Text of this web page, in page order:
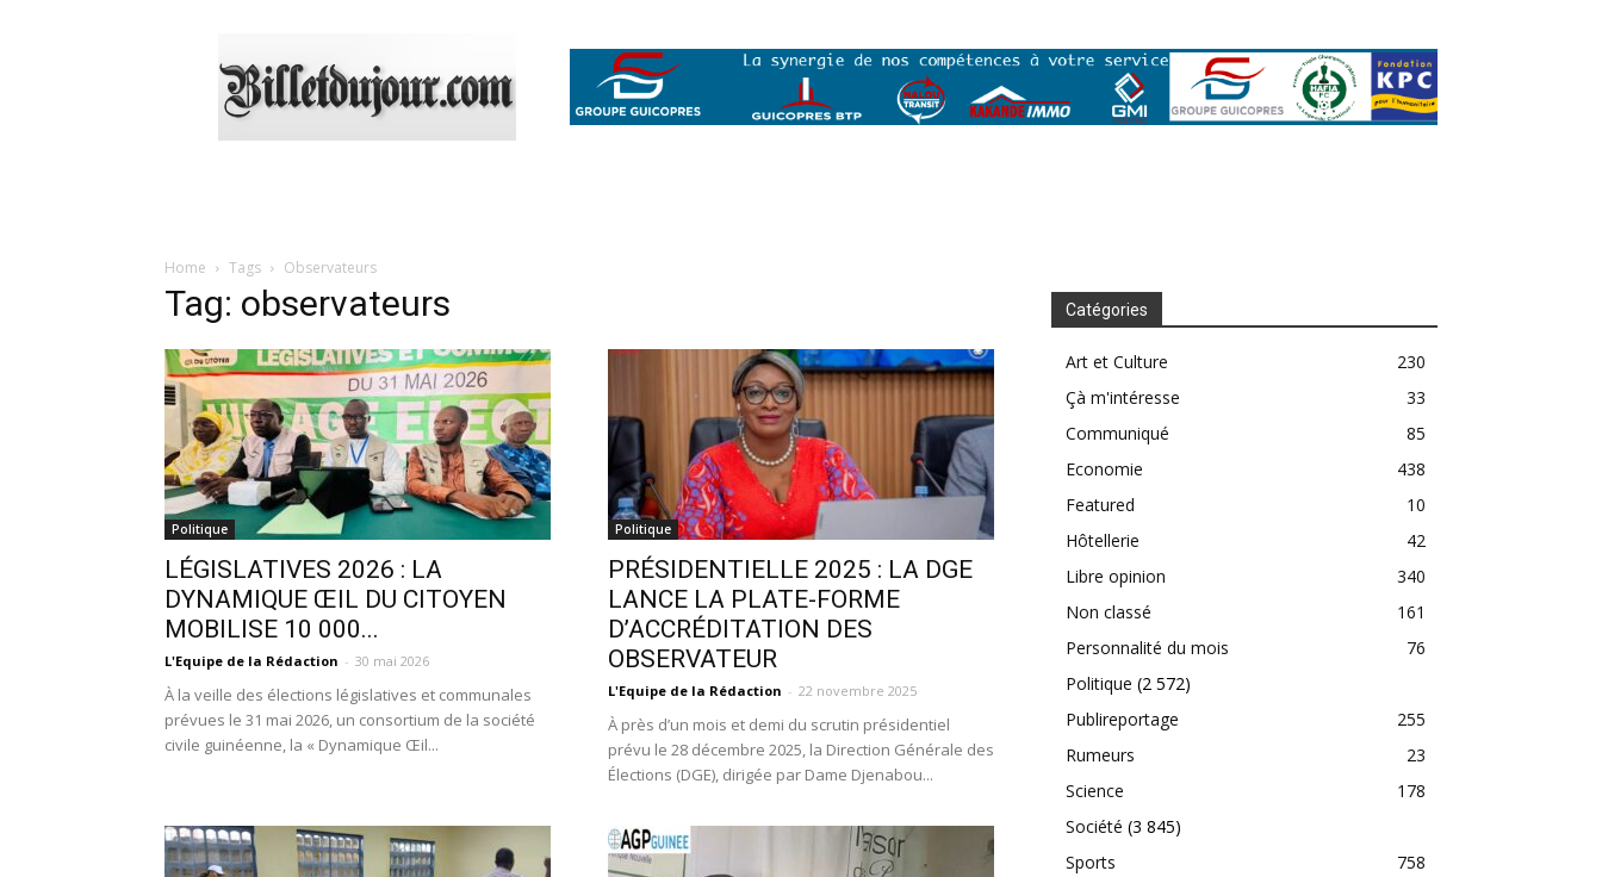
Home Tags Observateurs
Tag: observateurs
Politique
LÉGISLATIVES 2026 : LA
DYNAMIQUE ŒIL DU CITOYEN
MOBILISE 10 000...
L'Equipe de la Rédaction - 30 mai 2026
À la veille des élections législatives et communales
prévues le 31 mai 2026, un consortium de la société
civile guinéenne, la « Dynamique Œil...
Politique
PRÉSIDENTIELLE 2025 : LA DGE
LANCE LA PLATE-FORME
D’ACCRÉDITATION DES
OBSERVATEUR
L'Equipe de la Rédaction - 22 novembre 2025
À près d’un mois et demi du scrutin présidentiel
prévu le 28 décembre 2025, la Direction Générale des
Élections (DGE), dirigée par Dame Djenabou...
Catégories
Art et Culture
230
Çà m'intéresse
33
Communiqué
85
Economie
438
Featured
10
Hôtellerie
42
Libre opinion
340
Non classé
161
Personnalité du mois
76
Politique (2 572)
Publireportage
255
Rumeurs
23
Science
178
Société (3 845)
Sports
758